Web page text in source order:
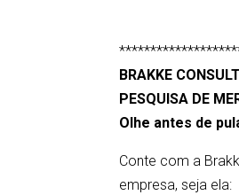
BRAKKE
PESQUISA DE
Olhe antes de
Conte com a
empresa, seja ela: